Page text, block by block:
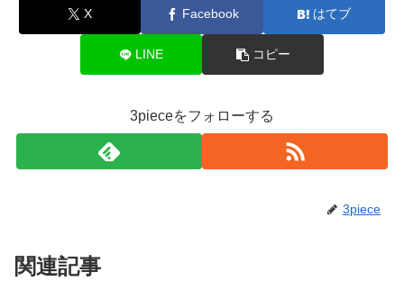
X Facebook はてブ
LINE コピー
3pieceをフォローする
3piece
関連記事